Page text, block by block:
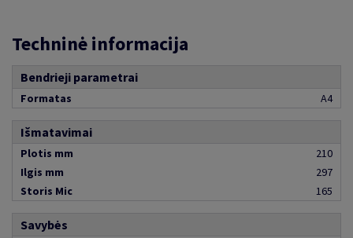
Techninė informacija
Bendrieji parametrai
Formatas A4
Išmatavimai
Plotis mm
210
Ilgis mm
297
Storis Mic
165
Savybės